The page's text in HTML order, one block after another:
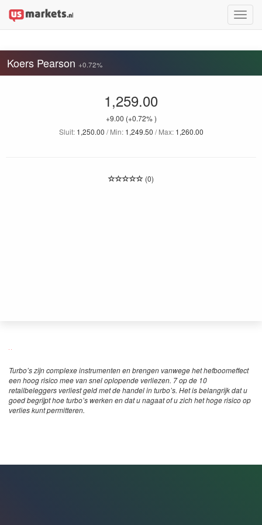
Toggle
Koers Pearson +0.72%
1,259.00
+9.00 (+0.72% )
Sluit:1,250.00 / Min:1,249.50 / Max:1,260.00
(0)
Turbo’s zijn complexe instrumenten en brengen vanwege het hefboomeffect
een hoog risico mee van snel oplopende verliezen. 7 op de 10
retailbeleggers verliest geld met de handel in turbo’s. Het is belangrijk dat u
goed begrijpt hoe turbo’s werken en dat u nagaat of u zich het hoge risico op
verlies kunt permitteren.